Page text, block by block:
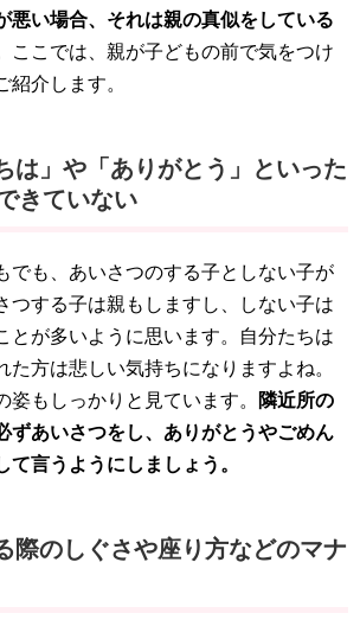
悪い場合、それは親の真似をしている
ここでは、親が子どもの前で気をつけ
紹介します。
は」や「ありがとう」といった
きていない
でも、あいさつのする子としない子が
つする子は親もしますし、しない子は
とが多いように思います。自分たちは
た方は悲しい気持ちになりますよね。
姿もしっかりと見ています。
隣近所の
ずあいさつをし、ありがとうやごめん
て言うようにしましょう。
際のしぐさや座り方などのマナ